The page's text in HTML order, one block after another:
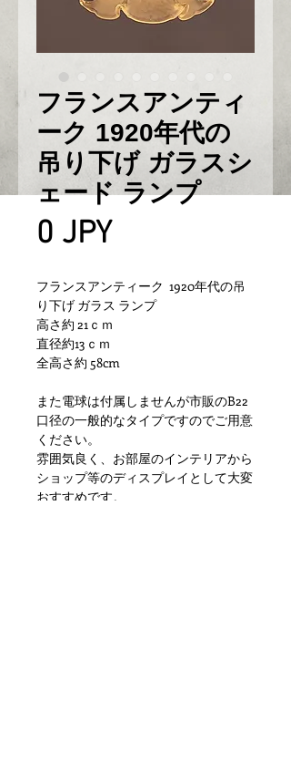
フランスアンティ
ーク 1920年代の
吊り下げ ガラスシ
ェード ランプ
0 JPYPrix
フランスアンティーク 1920年代の吊
り下げ ガラス ランプ
高さ約 21ｃｍ
直径約13ｃｍ
全高さ約 58cm
また電球は付属しませんが市販のB22
口径の一般的なタイプですのでご用意
ください。
雰囲気良く、お部屋のインテリアから
ショップ等のディスプレイとして大変
おすすめです。